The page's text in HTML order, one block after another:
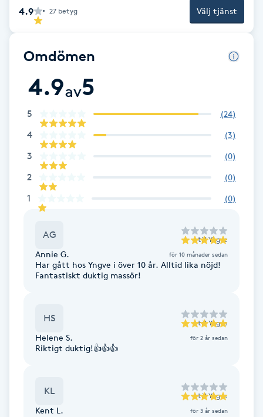
Bröllopsuppsättning
C
Celluliter
Coachning
Color correction
Cryoterapi
Damklippning
Dermapen
Diamantslipning
Enzympeeling
Extensions
Eyeliner-tatuering
4.9 27 betyg Välj tjänst
Omdömen
4.9av5
5 (24)
4 (3)
3 (0)
2 (0)
1 (0)
AG till Yngve
Annie G. för 10 månader sedan
Har gått hos Yngve i över 10 år. Alltid lika nöjd!
Fantastiskt duktig massör!
HS till Yngve
Helene S. för 2 år sedan
Riktigt duktig!👍👍👍
KL till Yngve
Kent L. för 3 år sedan